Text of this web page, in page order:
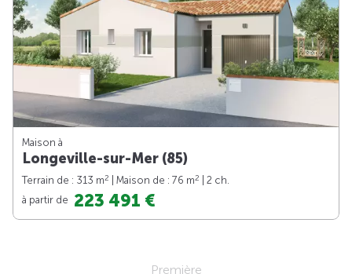
Maison à
Longeville-sur-Mer (85)
Terrain de : 313 m2 | Maison de : 76 m2
| 2 ch.
à partir de 223 491 €
Première